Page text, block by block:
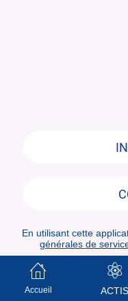
En utilisant cette
générales de
Accueil ACTIS